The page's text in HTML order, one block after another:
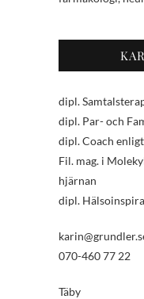
dipl.
dipl. Par- och
dipl. Coach
Fil. mag. i
hjärnan
dipl.
070-460 77 22
Täby